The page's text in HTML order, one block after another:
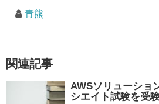
青熊
関連記事
AWSソリューショ
シエイト試験を受